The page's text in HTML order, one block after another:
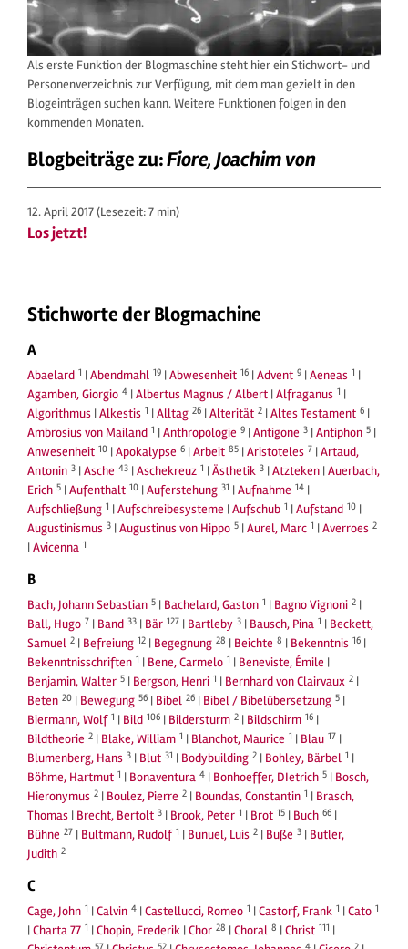
Als erste Funktion der Blogmaschine steht hier ein Stichwort- und
Personenverzeichnis zur Verfügung, mit dem man gezielt in den
Blogeinträgen suchen kann. Weitere Funktionen folgen in den
kommenden Monaten.
Blogbeiträge zu:Fiore, Joachim von
12. April 2017(Lesezeit: 7 min)
Los jetzt!
Stichworte der Blogmachine
A
Abaelard 1 |Abendmahl 19 |Abwesenheit 16 |Advent 9 |Aeneas 1 |
Agamben, Giorgio 4 |Albertus Magnus / Albert |Alfraganus 1 |
Algorithmus |Alkestis 1 |Alltag 26 |Alterität 2 |Altes Testament 6 |
Ambrosius von Mailand 1 |Anthropologie 9 |Antigone 3 |Antiphon 5 |
Anwesenheit 10 |Apokalypse 6 |Arbeit 85 |Aristoteles 7 |Artaud,
Antonin 3 |Asche 43 |Aschekreuz 1 |Ästhetik 3 |Atzteken |Auerbach,
Erich 5 |Aufenthalt 10 |Auferstehung 31 |Aufnahme 14 |
Aufschließung 1 |Aufschreibesysteme |Aufschub 1 |Aufstand 10 |
Augustinismus 3 |Augustinus von Hippo 5 |Aurel, Marc 1 |Averroes 2
|Avicenna 1
B
Bach, Johann Sebastian 5 | Bachelard, Gaston 1 | Bagno Vignoni 2 |
Ball, Hugo 7 | Band 33 | Bär 127 | Bartleby 3 | Bausch, Pina 1 | Beckett,
Samuel 2 | Befreiung 12 | Begegnung 28 | Beichte 8 | Bekenntnis 16 |
Bekenntnisschriften 1 | Bene, Carmelo 1 | Beneviste, Émile |
Benjamin, Walter 5 | Bergson, Henri 1 | Bernhard von Clairvaux 2 |
Beten 20 | Bewegung 56 | Bibel 26 | Bibel / Bibelübersetzung 5 |
Biermann, Wolf 1 | Bild 106 | Bildersturm 2 | Bildschirm 16 |
Bildtheorie 2 | Blake, William 1 | Blanchot, Maurice 1 | Blau 17 |
Blumenberg, Hans 3 | Blut 31 | Bodybuilding 2 | Bohley, Bärbel 1 |
Böhme, Hartmut 1 | Bonaventura 4 | Bonhoeffer, DIetrich 5 | Bosch,
Hieronymus 2 | Boulez, Pierre 2 | Boundas, Constantin 1 | Brasch,
Thomas | Brecht, Bertolt 3 | Brook, Peter 1 | Brot 15 | Buch 66 |
Bühne 27 | Bultmann, Rudolf 1 | Bunuel, Luis 2 | Buße 3 | Butler,
Judith 2
C
Cage, John 1 |Calvin 4 |Castellucci, Romeo 1 |Castorf, Frank 1 |Cato 1
|Charta 77 1 |Chopin, Frederik |Chor 28 |Choral 8 |Christ 111 |